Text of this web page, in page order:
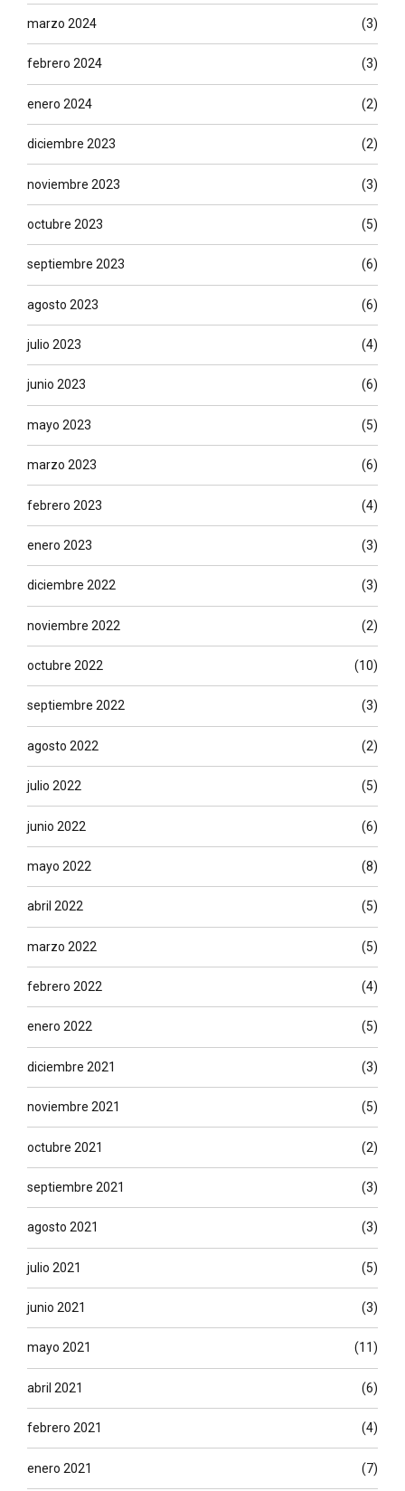
marzo 2024 (3)
febrero 2024 (3)
enero 2024 (2)
diciembre 2023 (2)
noviembre 2023 (3)
octubre 2023 (5)
septiembre 2023 (6)
agosto 2023 (6)
julio 2023 (4)
junio 2023 (6)
mayo 2023 (5)
marzo 2023 (6)
febrero 2023 (4)
enero 2023 (3)
diciembre 2022 (3)
noviembre 2022 (2)
octubre 2022 (10)
septiembre 2022 (3)
agosto 2022 (2)
julio 2022 (5)
junio 2022 (6)
mayo 2022 (8)
abril 2022 (5)
marzo 2022 (5)
febrero 2022 (4)
enero 2022 (5)
diciembre 2021 (3)
noviembre 2021 (5)
octubre 2021 (2)
septiembre 2021 (3)
agosto 2021 (3)
julio 2021 (5)
junio 2021 (3)
mayo 2021 (11)
abril 2021 (6)
febrero 2021 (4)
enero 2021 (7)